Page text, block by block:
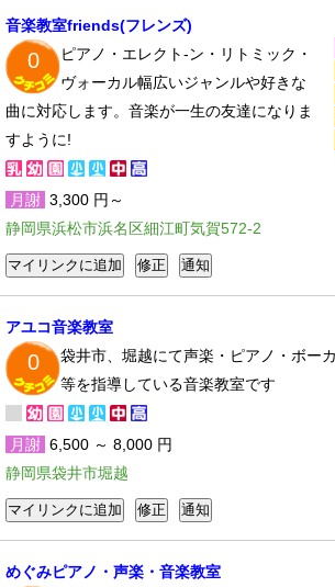
音楽教室friends(フレンズ)
0
ピアノ・エレクト-ン・リトミック・
ヴォーカル幅広いジャンルや好きな
曲に対応します。音楽が一生の友達になりま
すように!
月謝 3,300 円～
静岡県浜松市浜名区細江町気賀572-2
アユコ音楽教室
0
袋井市、堀越にて声楽・ピアノ・ボー
等を指導している音楽教室です
月謝 6,500 ～ 8,000 円
静岡県袋井市堀越
めぐみピアノ・声楽・音楽教室